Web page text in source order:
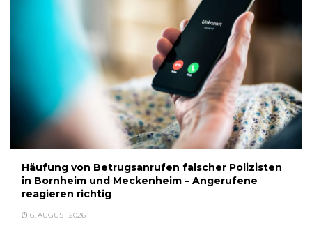
Häufung von Betrugsanrufen falscher Polizisten
in Bornheim und Meckenheim – Angerufene
reagieren richtig
6. AUGUST 2026